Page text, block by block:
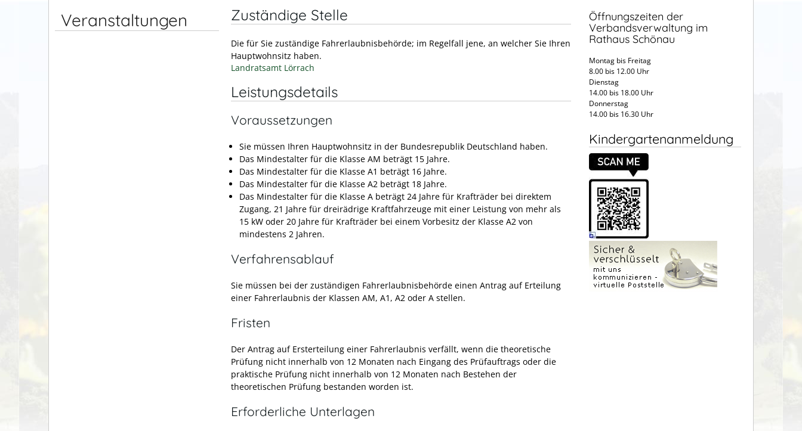
Veranstaltungen Zuständige Stelle
Die für Sie zuständige Fahrerlaubnisbehörde; im Regelfall jene, an welcher Sie Ihren
Hauptwohnsitz haben.
Landratsamt Lörrach
Leistungsdetails
Voraussetzungen
Sie müssen Ihren Hauptwohnsitz in der Bundesrepublik Deutschland haben.
Das Mindestalter für die Klasse AM beträgt 15 Jahre.
Das Mindestalter für die Klasse A1 beträgt 16 Jahre.
Das Mindestalter für die Klasse A2 beträgt 18 Jahre.
Das Mindestalter für die Klasse A beträgt 24 Jahre für Krafträder bei direktem
Zugang, 21 Jahre für dreirädrige Kraftfahrzeuge mit einer Leistung von mehr als
15 kW oder 20 Jahre für Krafträder bei einem Vorbesitz der Klasse A2 von
mindestens 2 Jahren.
Verfahrensablauf
Sie müssen bei der zuständigen Fahrerlaubnisbehörde einen Antrag auf Erteilung
einer Fahrerlaubnis der Klassen AM, A1, A2 oder A stellen.
Fristen
Der Antrag auf Ersterteilung einer Fahrerlaubnis verfällt, wenn die theoretische
Prüfung nicht innerhalb von 12 Monaten nach Eingang des Prüfauftrags oder die
praktische Prüfung nicht innerhalb von 12 Monaten nach Bestehen der
theoretischen Prüfung bestanden worden ist.
Erforderliche Unterlagen
Öffnungszeiten der
Verbandsverwaltung im
Rathaus Schönau
Montag bis Freitag
8.00 bis 12.00 Uhr
Dienstag
14.00 bis 18.00 Uhr
Donnerstag
14.00 bis 16.30 Uhr
Kindergartenanmeldung